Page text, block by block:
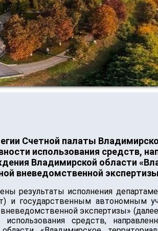
Счетной палаты
использования средств,
Владимирской области
вневедомственной
результаты исполнения
и государственным автономным
экспертизы»
средств,